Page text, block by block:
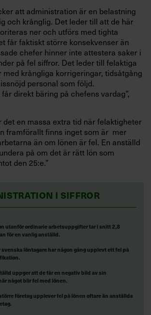
att administration är en belastning
och krånglig. Det leder till att de här
ner och utförs med tighta
får faktiskt större konsekvenser än
chefer hinner inte attestera saker i
på fel siffror. Det leder till felaktiga
krångliga korrigeringar, tidsåtgång
personal som följd.
direkt bäring på chefens vardag”,
det en massa extra tid när felaktigheter
framförallt finns inget som är mer
än om lönen är fel. En anställd
på om det är rätt lön som
den 25:e.”
I SIFFROR
utanför ordinarie arbetsuppgifter tar i snitt 2,8
för en vanlig anställd.
löntagare har någon gång upplevt ett fel på
uppger att de får en negativ bild av sin
något blir fel med lönen.
företag upplever fel på lönen oftare än anställda